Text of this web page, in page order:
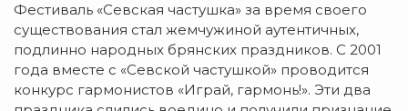
Фестиваль «Севская частушка» за время своего
существования стал жемчужиной аутентичных,
подлинно народных брянских праздников. С 2001
года вместе с «Севской частушкой» проводится
конкурс гармонистов «Играй, гармонь!». Эти два